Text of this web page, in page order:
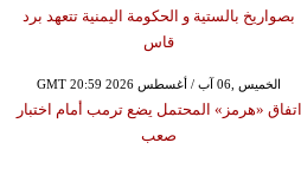
بصواريخ بالستية و الحكومة اليمنية تتعهد برد
قاس
GMT 20:59 2026 الخميس ,06 آب / أغسطس
اتفاق «هرمز» المحتمل يضع ترمب أمام اختبار
صعب